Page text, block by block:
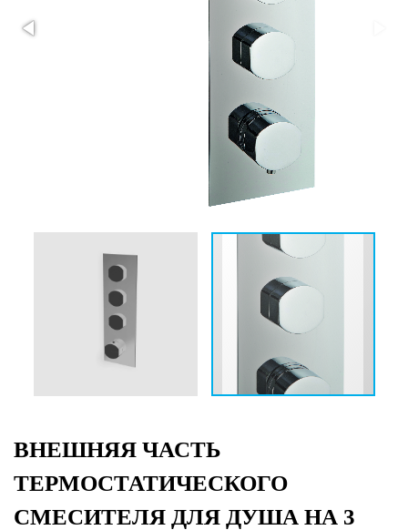
ВНЕШНЯЯ ЧАСТЬ
ТЕРМОСТАТИЧЕСКОГО
СМЕСИТЕЛЯ ДЛЯ ДУША НА 3